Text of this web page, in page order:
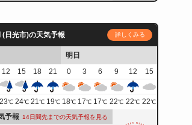
(日光市)の天気予報 詳しくみる
明日
12 15 18 21 0 3 6 9 12
15
23℃ 24℃ 21℃ 19℃ 18℃ 17℃ 17℃ 22℃ 22℃ 22℃
予報 14日間先までの天気予報を見る